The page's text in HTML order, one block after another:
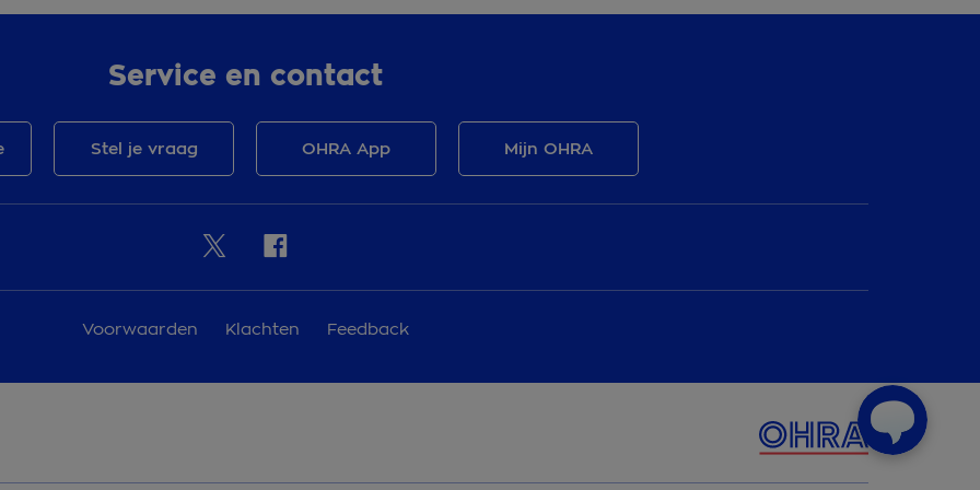
Service en contact
Stel je vraag OHRA App Mijn OHRA
Voorwaarden Klachten Feedback